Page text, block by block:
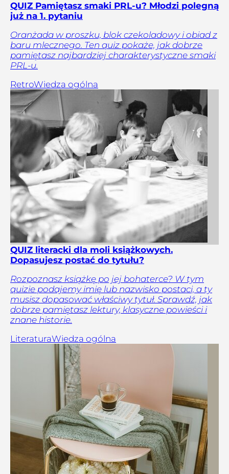
QUIZ Pamiętasz smaki PRL-u? Młodzi polegną
już na 1. pytaniu
Oranżada w proszku, blok czekoladowy i obiad z
baru mlecznego. Ten quiz pokaże, jak dobrze
pamiętasz najbardziej charakterystyczne smaki
PRL-u.
RetroWiedza ogólna
QUIZ literacki dla moli książkowych.
Dopasujesz postać do tytułu?
Rozpoznasz książkę po jej bohaterce? W tym
quizie podajemy imię lub nazwisko postaci, a ty
musisz dopasować właściwy tytuł. Sprawdź, jak
dobrze pamiętasz lektury, klasyczne powieści i
znane historie.
LiteraturaWiedza ogólna